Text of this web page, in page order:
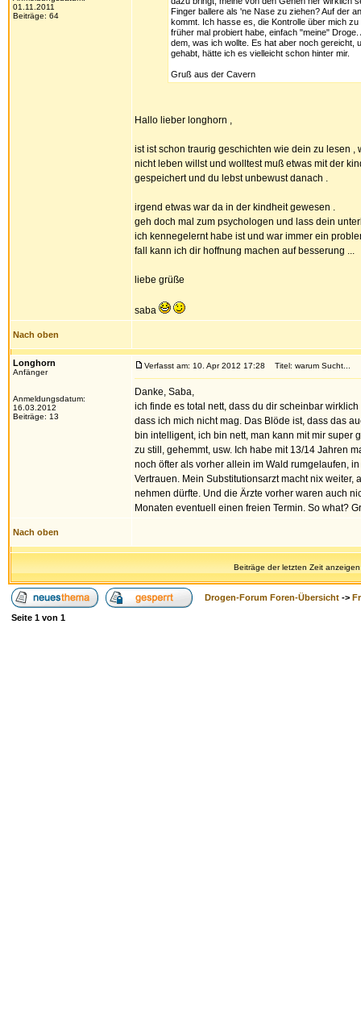
01.11.2011
Beiträge: 64
Finger ballere als 'ne Nase zu ziehen? Auf der
kommt. Ich hasse es, die Kontrolle über mich
früher mal probiert habe, einfach "meine"
dem, was ich wollte. Es hat aber noch gereicht,
gehabt, hätte ich es vielleicht schon hinter mir.
Gruß aus der Cavern
Hallo lieber longhorn ,
ist ist schon traurig geschichten wie dein zu lesen
nicht leben willst und wolltest muß etwas mit der
gespeichert und du lebst unbewust danach .
irgend etwas war da in der kindheit gewesen .
geh doch mal zum psychologen und lass dein
ich kennegelernt habe ist und war immer ein
fall kann ich dir hoffnung machen auf besserung ...
liebe grüße
saba
Nach oben
Longhorn
Anfänger
Anmeldungsdatum:
16.03.2012
Beiträge: 13
Verfasst am: 10. Apr 2012 17:28 Titel: warum Sucht...
Danke, Saba,
ich finde es total nett, dass du dir scheinbar
dass ich mich nicht mag. Das Blöde ist, dass das
bin intelligent, ich bin nett, man kann mit mir super
zu still, gehemmt, usw. Ich habe mit 13/14 Jahren
noch öfter als vorher allein im Wald rumgelaufen,
Vertrauen. Mein Substitutionsarzt macht nix
nehmen dürfte. Und die Ärzte vorher waren auch
Monaten eventuell einen freien Termin. So what?
Nach oben
Beiträge der letzten Zeit
Drogen-Forum Foren-Übersicht ->
Seite 1 von 1